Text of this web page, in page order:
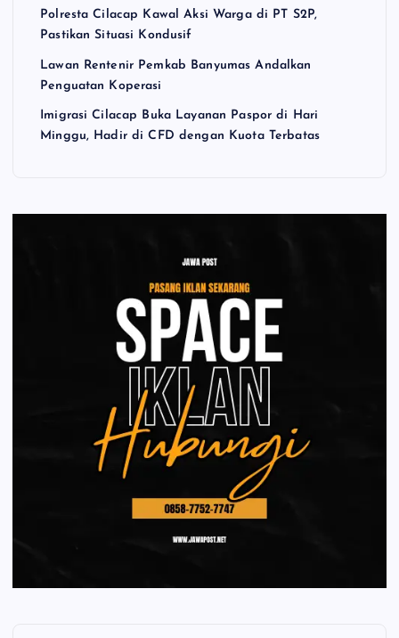
Polresta Cilacap Kawal Aksi Warga di PT S2P,
Pastikan Situasi Kondusif
Lawan Rentenir Pemkab Banyumas Andalkan
Penguatan Koperasi
Imigrasi Cilacap Buka Layanan Paspor di Hari
Minggu, Hadir di CFD dengan Kuota Terbatas